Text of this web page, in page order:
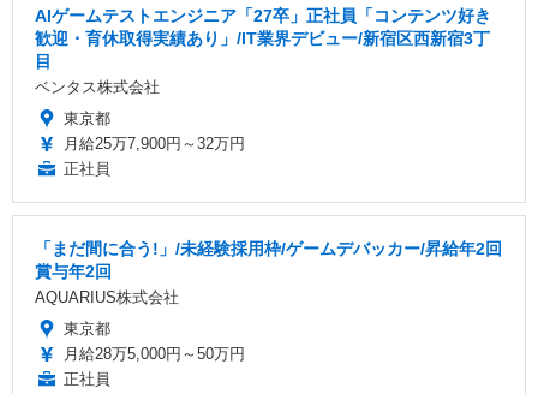
AIゲームテストエンジニア「27卒」正社員「コンテンツ好き
歓迎・育休取得実績あり」/IT業界デビュー/新宿区西新宿3丁
目
ベンタス株式会社
東京都
月給25万7,900円～32万円
正社員
「まだ間に合う!」/未経験採用枠/ゲームデバッカー/昇給年2回
賞与年2回
AQUARIUS株式会社
東京都
月給28万5,000円～50万円
正社員